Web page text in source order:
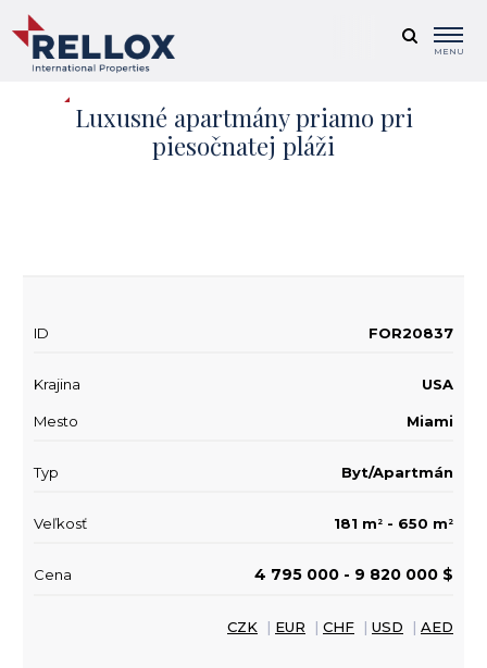
MENU
Luxusné apartmány priamo pri
piesočnatej pláži
+ 18
ID FOR20837
Krajina USA
Mesto Miami
Typ Byt/Apartmán
Veľkosť 181 m 2 - 650 m 2
Cena 4 795 000 - 9 820 000 $
CZK | EUR | CHF | USD | AED